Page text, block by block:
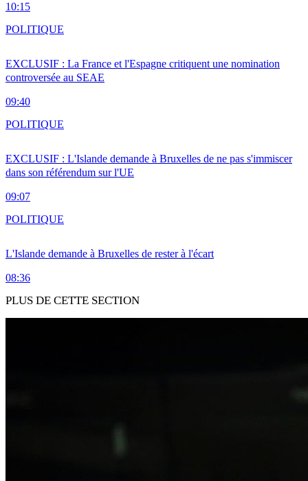
10:15
EXCLUSIF : La France et l'Espagne critiquent une nomination
controversée au SEAE
09:40
POLITIQUE
EXCLUSIF : L'Islande demande à Bruxelles de ne pas s'immiscer
dans son référendum sur l'UE
09:07
POLITIQUE
L'Islande demande à Bruxelles de rester à l'écart
08:36
POLITIQUE
PLUS DE CETTE SECTION